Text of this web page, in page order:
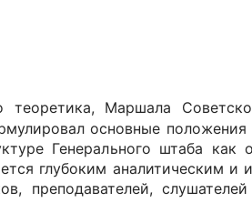
теоретика, Маршала
основные
Генерального штаба как
глубоким аналитическим и
преподавателей,